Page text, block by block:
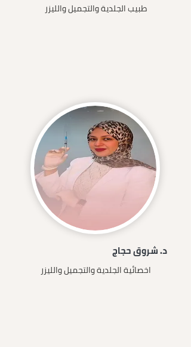
طبيب الجلدية والتجميل والليزر
د. شروق حجاج
اخصائية الجلدية والتجميل والليزر